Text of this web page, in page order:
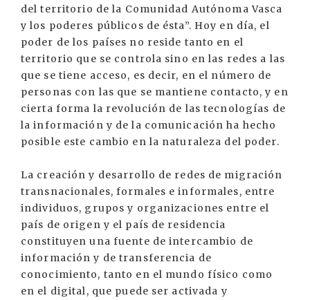
del territorio de la Comunidad Autónoma Vasca
y los poderes públicos de ésta”. Hoy en día, el
poder de los países no reside tanto en el
territorio que se controla sino en las redes a las
que se tiene acceso, es decir, en el número de
personas con las que se mantiene contacto, y en
cierta forma la revolución de las tecnologías de
la información y de la comunicación ha hecho
posible este cambio en la naturaleza del poder.
La creación y desarrollo de redes de migración
transnacionales, formales e informales, entre
individuos, grupos y organizaciones entre el
país de origen y el país de residencia
constituyen una fuente de intercambio de
información y de transferencia de
conocimiento, tanto en el mundo físico como
en el digital, que puede ser activada y